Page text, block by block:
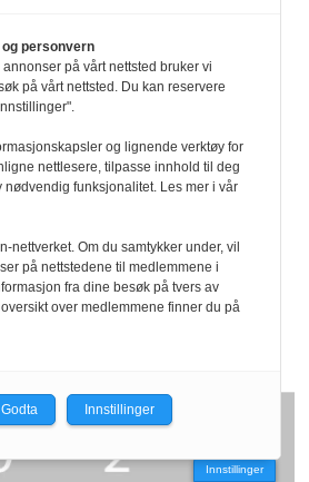
redigeres etter
og legger til grunn for
normer og plikter som
Presseforbunds Vær
mer.
Innstillinger
personvern
på vårt nettsted bruker vi
på vårt nettsted. Du kan reservere
og lignende verktøy for
nettlesere, tilpasse innhold til deg
nødvendig funksjonalitet. Les mer i vår
nettverket. Om du samtykker under, vil
på nettstedene til medlemmene i
fra dine besøk på tvers av
over medlemmene finner du på
Godta Innstillinger